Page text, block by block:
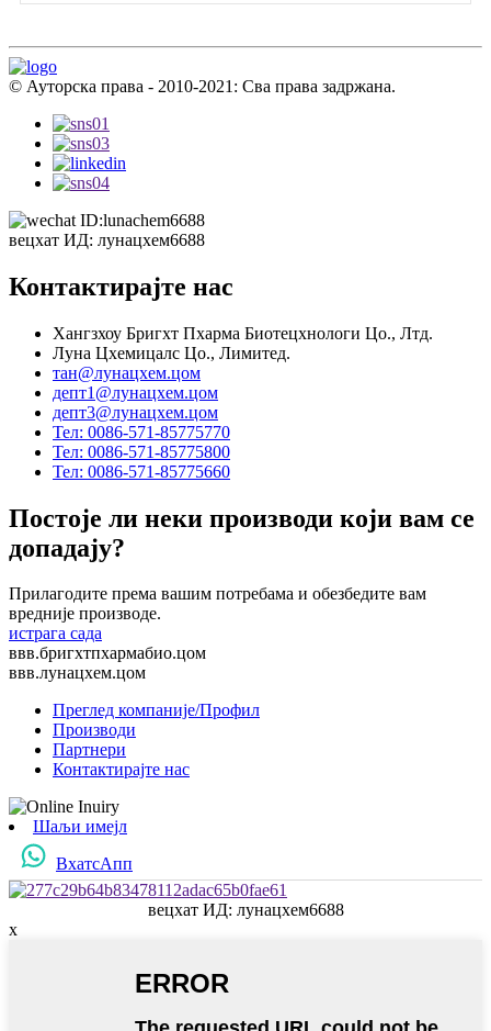
© Ауторска права - 2010-2021: Сва права задржана.
вецхат ИД: лунацхем6688
Контактирајте нас
Хангзхоу Бригхт Пхарма Биотецхнологи Цо., Лтд.
Луна Цхемицалс Цо., Лимитед.
тан@лунацхем.цом
депт1@лунацхем.цом
депт3@лунацхем.цом
Тел: 0086-571-85775770
Тел: 0086-571-85775800
Тел: 0086-571-85775660
Постоје ли неки производи који вам се
допадају?
Прилагодите према вашим потребама и обезбедите вам
вредније производе.
истрага сада
ввв.бригхтпхармабио.цом
ввв.лунацхем.цом
Преглед компаније/Профил
Производи
Партнери
Контактирајте нас
Шаљи имејл
ВхатсАпп
вецхат ИД: лунацхем6688
x